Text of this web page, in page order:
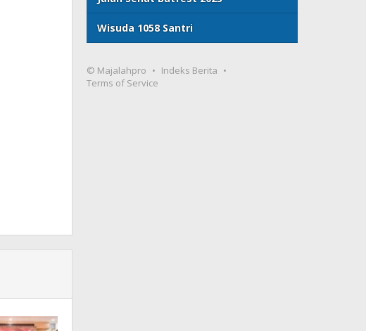
Wisuda 1058 Santri
© Majalahpro
Indeks Berita
Terms of Service